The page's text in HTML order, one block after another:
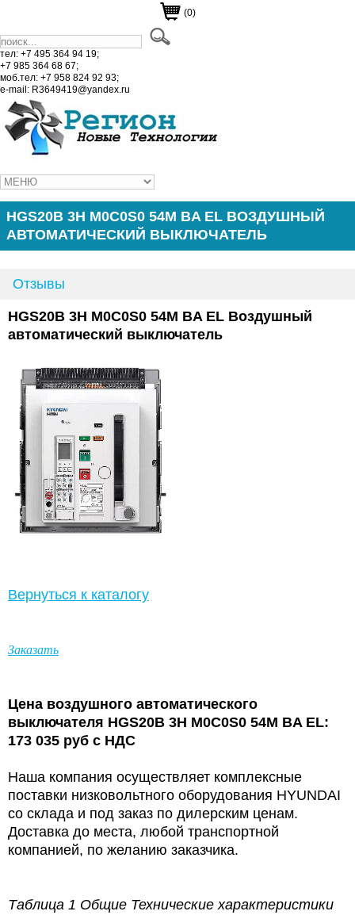
(0)
тел: +7 495 364 94 19;
+7 985 364 68 67;
моб.тел: +7 958 824 92 93;
e-mail: R3649419@yandex.ru
HGS20B 3H M0C0S0 54M BA EL ВОЗДУШНЫЙ
АВТОМАТИЧЕСКИЙ ВЫКЛЮЧАТЕЛЬ
Отзывы
HGS20B 3H M0C0S0 54M BA EL Воздушный
автоматический выключатель
Вернуться к каталогу
Заказать
Цена воздушного автоматического
выключателя HGS20B 3H M0C0S0 54M BA EL:
173 035 руб с НДС
Наша компания осуществляет комплексные
поставки низковольтного оборудования HYUNDAI
со склада и под заказ по дилерским ценам.
Доставка до места, любой транспортной
компанией, по желанию заказчика.
Таблица 1 Общие Технические характеристики